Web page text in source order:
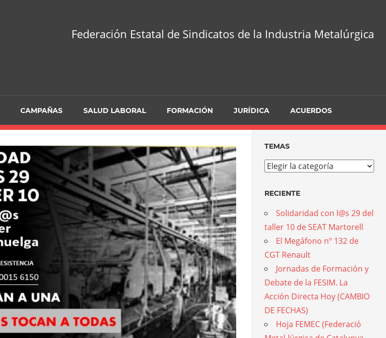
Federación Estatal de Sindicatos de la Industria Metalúrgica
CAMPAÑAS SALUD LABORAL FORMACIÓN JURÍDICA ACUERDOS
TEMAS
Temas
RECIENTE
Solidaridad con l@s 29 del
taller 10 de SEAT Martorell
El Megáfono nº 132 de
CGT Renault
Jornadas de Formación y
Debate de la FESIM. La
Acción Directa Hoy (CAMBIO
DE FECHAS)
Hoja FEMEC (Federació